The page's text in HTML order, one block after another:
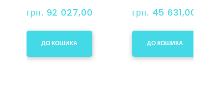
грн. 92 027,00
ДО КОШИКА
грн. 45 631,00
ДО КОШИКА